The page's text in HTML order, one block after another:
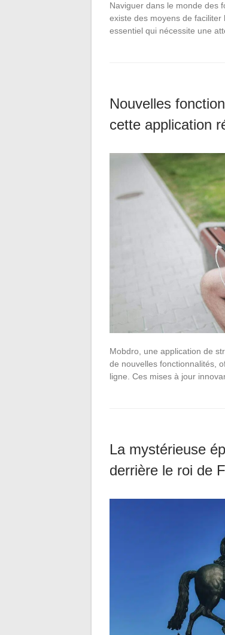
Naviguer dans le monde des
existe des moyens de
essentiel qui nécessite une
Nouvelles
cette application
Mobdro, une application de
de nouvelles fonctionnalités,
ligne. Ces mises à jour
La mystérieuse
derrière le roi de